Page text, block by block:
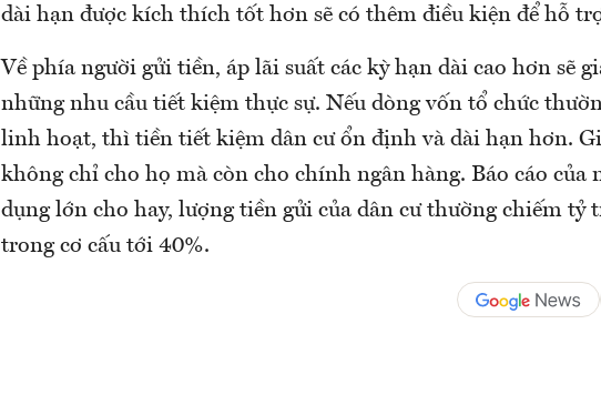
dài hạn được kích thích tốt hơn sẽ có thêm điều kiện để hỗ
Về phía người gửi tiền, áp lãi suất các kỳ hạn dài cao hơn sẽ
những nhu cầu tiết kiệm thực sự. Nếu dòng vốn tổ chức
linh hoạt, thì tiền tiết kiệm dân cư ổn định và dài hạn hơn.
không chỉ cho họ mà còn cho chính ngân hàng. Báo cáo của
dụng lớn cho hay, lượng tiền gửi của dân cư thường chiếm tỷ
trong cơ cấu tới 40%.